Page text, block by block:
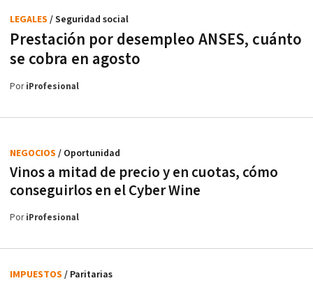
Prestación por desempleo ANSES, cuánto
se cobra en agosto
LEGALES / Seguridad social
PoriProfesional
Vinos a mitad de precio y en cuotas, cómo
conseguirlos en el Cyber Wine
NEGOCIOS / Oportunidad
PoriProfesional
IMPUESTOS / Paritarias